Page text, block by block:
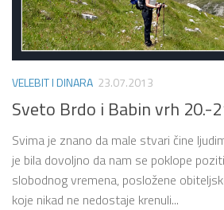
VELEBIT I DINARA 23.07.2013
Sveto Brdo i Babin vrh 20.-
Svima je znano da male stvari čine
je bila dovoljno da nam se poklope
slobodnog vremena, posložene
koje nikad ne nedostaje krenuli...